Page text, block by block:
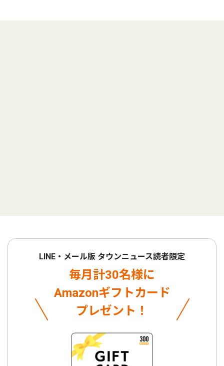
LINE・メール版 タウンニュース読者限定
毎月計30名様に
Amazonギフトカード
プレゼント！